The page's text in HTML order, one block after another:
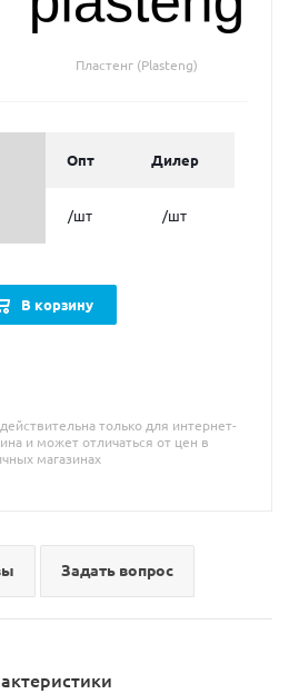
Пластенг (Plasteng)
Опт Дилер
/шт /шт
В корзину
только для интернет-
и может отличаться от цен в
магазинах
Задать вопрос